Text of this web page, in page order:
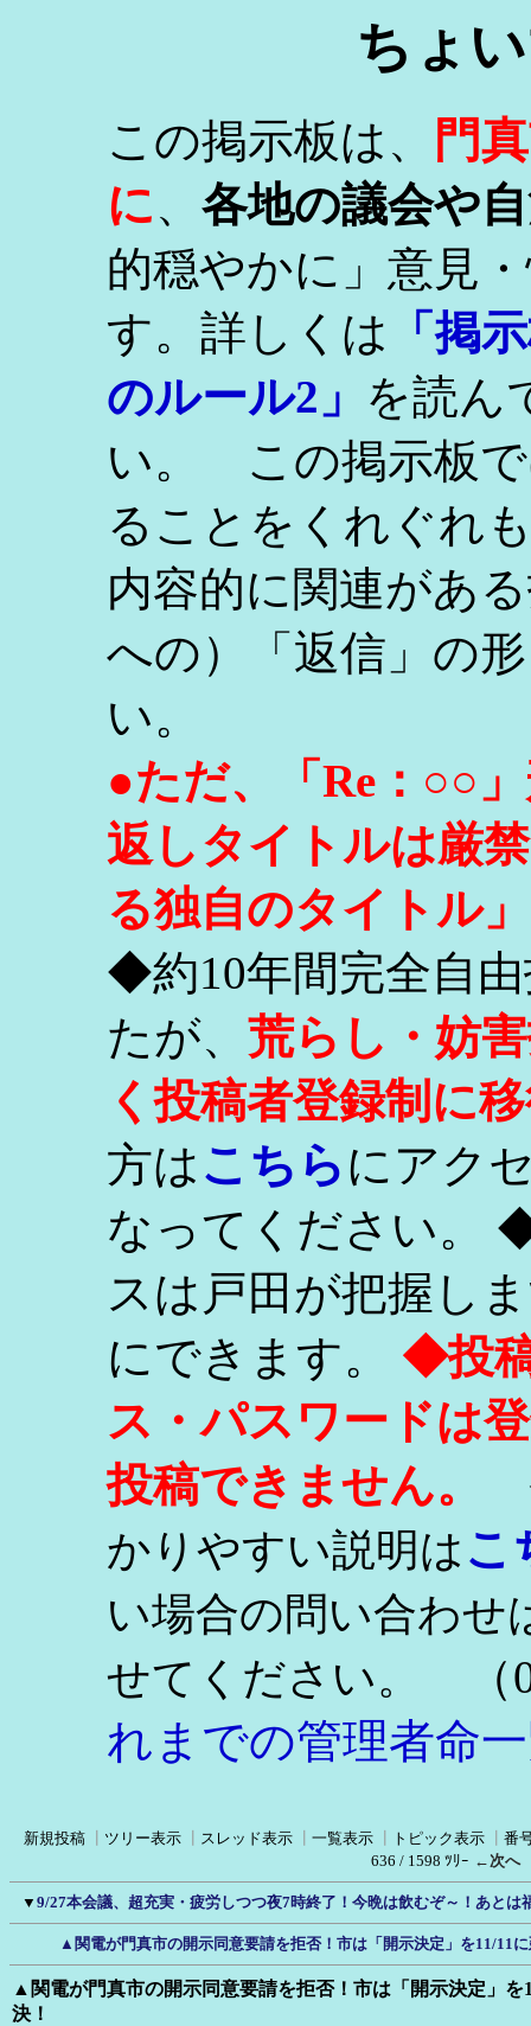
ちょ
この掲示板は、
門
に、 各地の議会や
的穏やかに」意見
す。詳しくは
「掲
のルール2」 を読ん
い。 この掲示板で
ることをくれぐれ
内容的に関連があ
への）「返信」の
い。
●ただ、「Re：○○
返しタイトルは厳
る独自のタイトル
◆約10年間完全自
たが、 荒らし・妨
く投稿者登録制に
方はこちらにアク
なってください。
スは戸田が把握し
にできます。 ◆投
ス・パスワードは
投稿できません。
かりやすい説明はこ
い場合の問い合わせ
せてください。
（
れまでの管理者命
新規投稿 ツリー表示 スレッド表示 一覧表示 トピック表示
番
636 / 1598 ﾂﾘｰ ←次へ
▼ 9/27本会議、超充実・疲労しつつ夜7時終了！今晩は飲むぞ～！あとは
▲関電が門真市の開示同意要請を拒否！市は「開示決定」を11/11
▲関電が門真市の開示同意要請を拒否！市は「開示決定」を
決！